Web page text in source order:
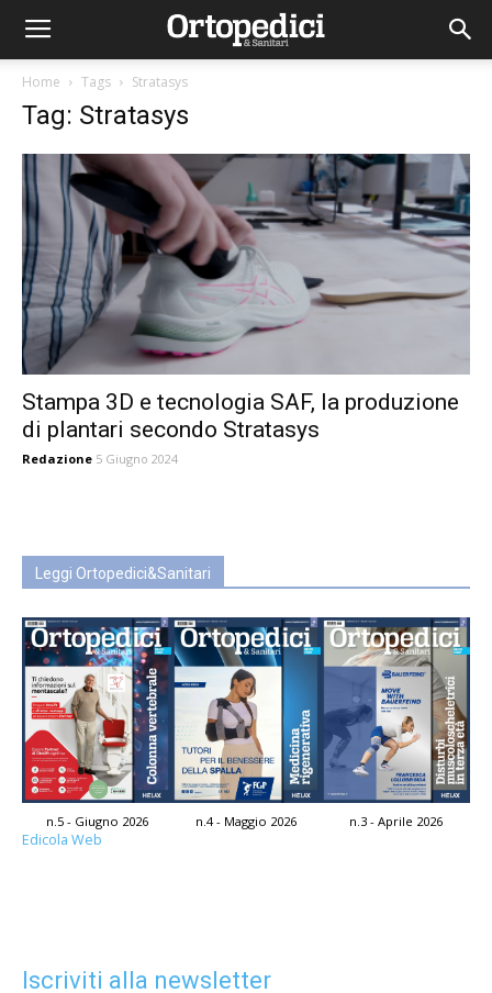
Home Tags Stratasys
Tag: Stratasys
Stampa 3D e tecnologia SAF, la produzione
di plantari secondo Stratasys
Redazione 5 Giugno 2024
Leggi Ortopedici&Sanitari
n.5 - Giugno 2026 n.4 - Maggio 2026 n.3 - Aprile 2026
Edicola Web
Iscriviti alla newsletter